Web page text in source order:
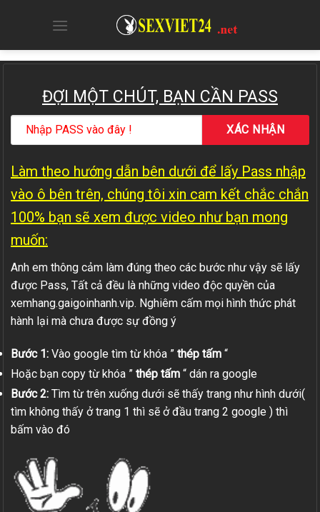
ĐỢI MỘT CHÚT, BẠN CẦN PASS
Làm theo hướng dẫn bên dưới để lấy Pass nhập
vào ô bên trên, chúng tôi xin cam kết chắc chắn
100% bạn sẽ xem được video như bạn mong
muốn:
Anh em thông cảm làm đúng theo các bước như vậy sẽ lấy
được Pass, Tất cả đều là những video độc quyền của
xemhang.gaigoinhanh.vip. Nghiêm cấm mọi hình thức phát
hành lại mà chưa được sự đồng ý
Bước 1: Vào google tìm từ khóa ” thép tấm “
Hoặc bạn copy từ khóa ” thép tấm “ dán ra google
Bước 2: Tìm từ trên xuống dưới sẽ thấy trang như hình dưới(
tìm không thấy ở trang 1 thì sẽ ở đầu trang 2 google ) thì
bấm vào đó